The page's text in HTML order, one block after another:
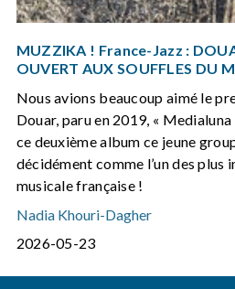
MUZZIKA ! France-Jazz :
OUVERT AUX SOUFFLES DU
Nous avions beaucoup aimé le
Douar, paru en 2019, «
ce deuxième album ce jeune
décidément comme l’un des plus
musicale française !
Nadia Khouri-Dagher
2026-05-23